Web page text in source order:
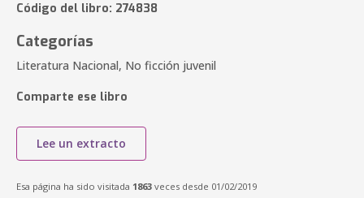
Código del libro: 274838
Categorías
Literatura Nacional, No ficción juvenil
Comparte ese libro
Lee un extracto
Esa página ha sido visitada 1863 veces desde 01/02/2019